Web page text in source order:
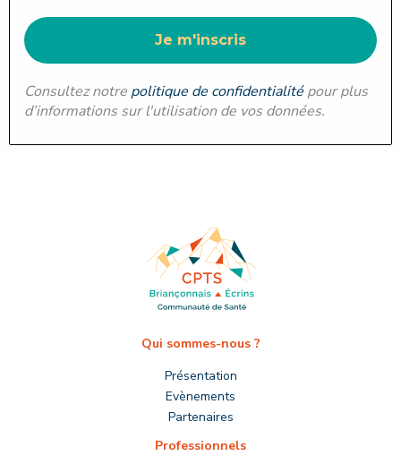
Consultez notre politique de confidentialitépour plus
d’informations sur l'utilisation de vos données.
Qui sommes-nous ?
Présentation
Evènements
Partenaires
Professionnels